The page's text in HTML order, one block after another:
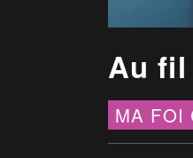
Au fil
MA FOI